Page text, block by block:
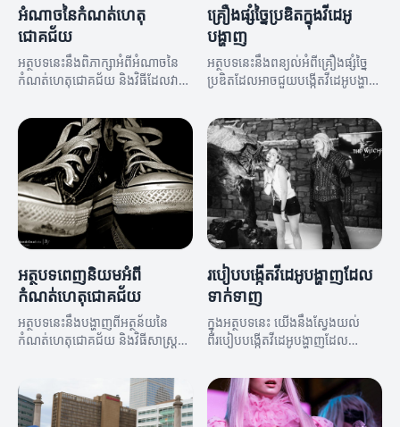
អំណាចនៃកំណត់ហេតុ
ជោគជ័យ
អត្ថបទនេះនឹងពិភាក្សាអំពីអំណាចនៃ
កំណត់ហេតុជោគជ័យ និងវិធីដែលវា
នូវគោលបំណងរបស់អ្នក។
អត្ថបទពេញនិយមអំពី
កំណត់ហេតុជោគជ័យ
អត្ថបទនេះនឹងបង្ហាញពីអត្ថន័យនៃ
កំណត់ហេតុជោគជ័យ និងវិធីសាស្ត្រ
គ្រឿងផ្សំច្នៃប្រឌិតក្នុងវីដេអូ
បង្ហាញ
អត្ថបទនេះនឹងពន្យល់អំពីគ្រឿងផ្សំច្នៃ
ប្រឌិតដែលអាចជួយបង្កើតវីដេអូបង្ហាញ
របៀបបង្កើតវីដេអូបង្ហាញដែល
ទាក់ទាញ
ក្នុងអត្ថបទនេះ យើងនឹងស្វែងយល់
ពីរបៀបបង្កើតវីដេអូបង្ហាញដែល